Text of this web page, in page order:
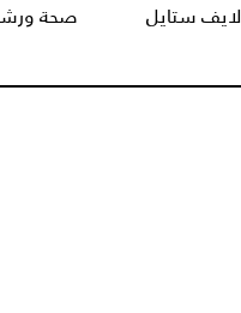
لايف ستايل صحة